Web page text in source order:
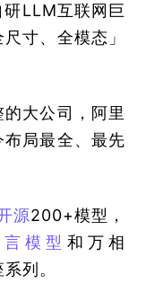
研LLM互联网巨
寸、全模态」
大公司，阿里
局最全、最先
源200+模型，
模型 和万相
列。